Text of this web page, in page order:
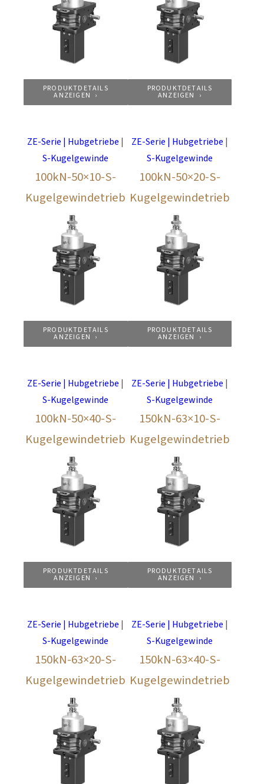
PRODUKTDETAILS
ANZEIGEN
PRODUKTDETAILS
ANZEIGEN
ZE-Serie | Hubgetriebe |
S-Kugelgewinde
100kN-50×10-S-
Kugelgewindetrieb
PRODUKTDETAILS
ANZEIGEN
ZE-Serie | Hubgetriebe |
S-Kugelgewinde
100kN-50×20-S-
Kugelgewindetrieb
PRODUKTDETAILS
ANZEIGEN
ZE-Serie | Hubgetriebe |
S-Kugelgewinde
100kN-50×40-S-
Kugelgewindetrieb
PRODUKTDETAILS
ANZEIGEN
ZE-Serie | Hubgetriebe |
S-Kugelgewinde
150kN-63×10-S-
Kugelgewindetrieb
PRODUKTDETAILS
ANZEIGEN
ZE-Serie | Hubgetriebe |
S-Kugelgewinde
150kN-63×20-S-
Kugelgewindetrieb
ZE-Serie | Hubgetriebe |
S-Kugelgewinde
150kN-63×40-S-
Kugelgewindetrieb